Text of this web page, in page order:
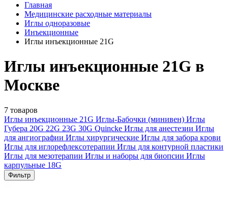
Главная
Медицинские расходные материалы
Иглы одноразовые
Инъекционные
Иглы инъекционные 21G
Иглы инъекционные 21G в
Москве
7 товаров
Иглы инъекционные 21G Иглы-Бабочки (минивен) Иглы
Губера 20G 22G 23G 30G Quincke Иглы для анестезии Иглы
для ангиографии Иглы хирургические Иглы для забора крови
Иглы для иглорефлексотерапии Иглы для контурной пластики
Иглы для мезотерапии Иглы и наборы для биопсии Иглы
карпульные 18G
Фильтр